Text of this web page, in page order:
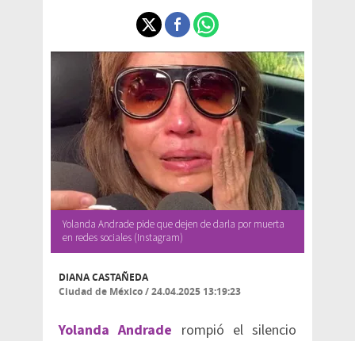
Yolanda Andrade pide que dejen de darla por muerta
en redes sociales (Instagram)
DIANA CASTAÑEDA
Ciudad de México/24.04.2025 13:19:23
Yolanda Andrade rompió el silencio